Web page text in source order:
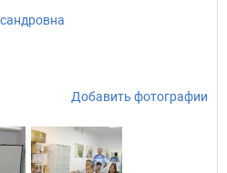
Добавить фотографии